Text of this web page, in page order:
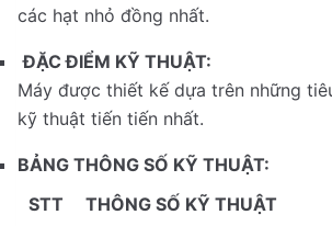
các hạt nhỏ đồng nhất.
ĐẶC ĐIỂM KỸ THUẬT:
Máy được thiết kế dựa trên những
kỹ thuật tiến tiến nhất.
BẢNG THÔNG SỐ KỸ THUẬT:
STT
THÔNG SỐ KỸ THUẬT